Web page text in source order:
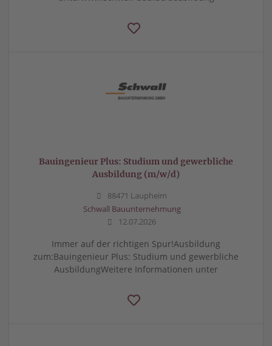
Bauingenieur Plus: Studium und gewerbliche
Ausbildung (m/w/d)
88471 Laupheim
Schwall Bauunternehmung
12.07.2026
Immer auf der richtigen Spur!Ausbildung
zum:Bauingenieur Plus: Studium und gewerbliche
AusbildungWeitere Informationen unter